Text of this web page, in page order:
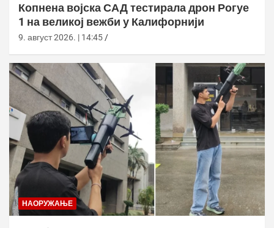
Копнена војска САД тестирала дрон Рогуе
1 на великој вежби у Калифорнији
9. август 2026. | 14:45
НАОРУЖАЊЕ